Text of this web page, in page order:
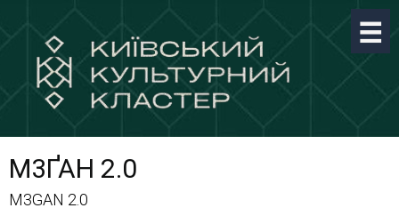
М3ҐАН 2.0
M3GAN 2.0